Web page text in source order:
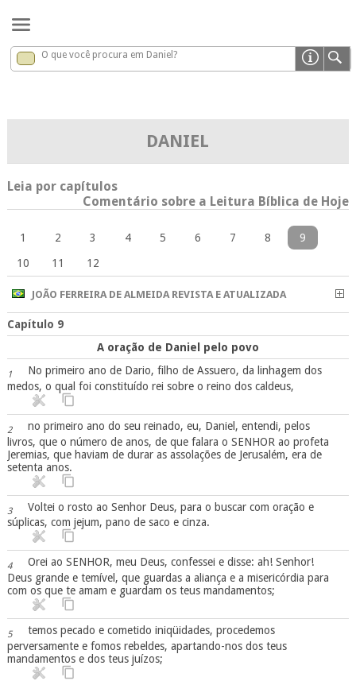
Daniel x
O que você procura em Daniel?
DANIEL
Leia por capítulos
Comentário sobre a Leitura Bíblica de Hoje
1 2 3 4 5 6 7 8
9
10
11 12
JOÃO FERREIRA DE ALMEIDA REVISTA E ATUALIZADA
Capítulo 9
A oração de Daniel pelo povo
1
No primeiro ano de Dario, filho de Assuero, da linhagem dos
medos, o qual foi constituído rei sobre o reino dos caldeus,
2
no primeiro ano do seu reinado, eu, Daniel, entendi, pelos
livros, que o número de anos, de que falara o SENHOR ao profeta
Jeremias, que haviam de durar as assolações de Jerusalém, era de
setenta anos.
3
Voltei o rosto ao Senhor Deus, para o buscar com oração e
súplicas, com jejum, pano de saco e cinza.
4
Orei ao SENHOR, meu Deus, confessei e disse: ah! Senhor!
Deus grande e temível, que guardas a aliança e a misericórdia para
com os que te amam e guardam os teus mandamentos;
5
temos pecado e cometido iniqüidades, procedemos
perversamente e fomos rebeldes, apartando-nos dos teus
mandamentos e dos teus juízos;